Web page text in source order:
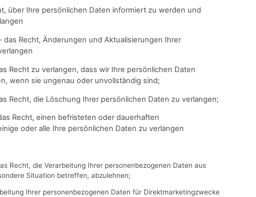
über Ihre persönlichen Daten informiert zu werden und
das Recht, Änderungen und Aktualisierungen Ihrer
Recht zu verlangen, dass wir Ihre persönlichen Daten
wenn sie ungenau oder unvollständig sind;
Recht, die Löschung Ihrer persönlichen Daten zu verlangen;
Recht, einen befristeten oder dauerhaften
oder alle Ihre persönlichen Daten zu verlangen
Recht, die Verarbeitung Ihrer personenbezogenen Daten aus
Situation betreffen, abzulehnen;
Ihrer personenbezogenen Daten für Direktmarketingzwecke